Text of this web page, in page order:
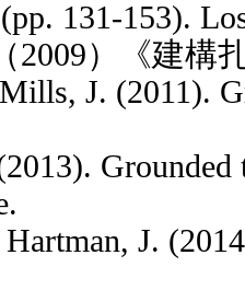
131-153).
2009）《建構
J. (2011).
J.